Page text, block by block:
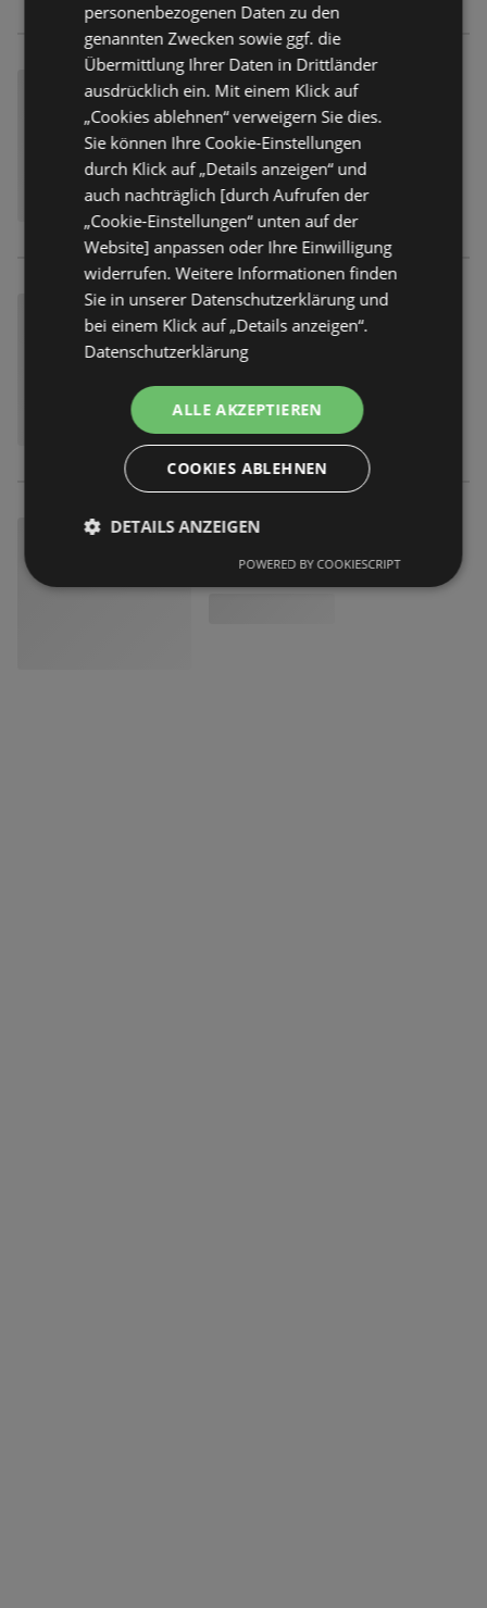
personenbezogenen Daten zu den
genannten Zwecken sowie ggf. die
Übermittlung Ihrer Daten in Drittländer
ausdrücklich ein. Mit einem Klick auf
„Cookies ablehnen“ verweigern Sie dies.
Sie können Ihre Cookie-Einstellungen
durch Klick auf „Details anzeigen“ und
auch nachträglich [durch Aufrufen der
„Cookie-Einstellungen“ unten auf der
Website] anpassen oder Ihre Einwilligung
widerrufen. Weitere Informationen finden
Sie in unserer Datenschutzerklärung und
bei einem Klick auf „Details anzeigen“.
Datenschutzerklärung
ALLE AKZEPTIEREN
COOKIES ABLEHNEN
DETAILS ANZEIGEN
POWERED BY COOKIESCRIPT